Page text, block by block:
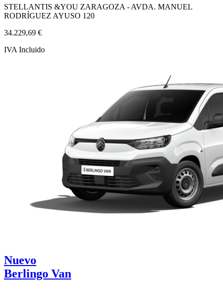
STELLANTIS &YOU ZARAGOZA - AVDA. MANUEL
RODRÍGUEZ AYUSO 120
34.229,69 €
IVA Incluido
Nuevo
Berlingo Van